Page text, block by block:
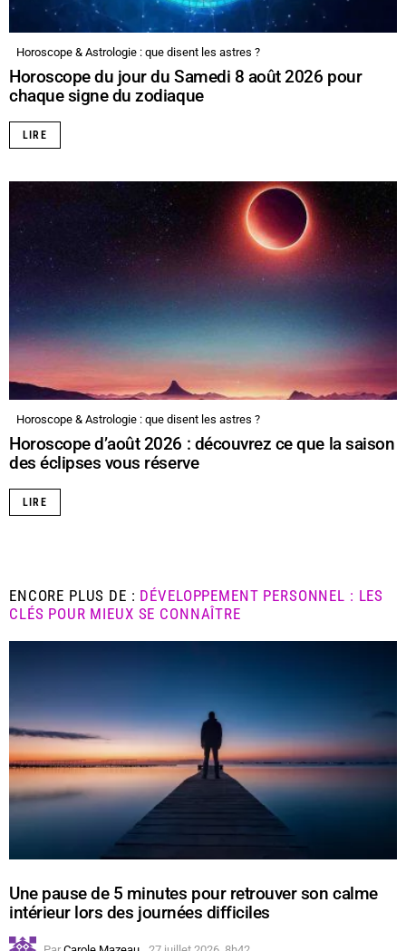
Horoscope & Astrologie : que disent les astres ?
Horoscope du jour du Samedi 8 août 2026 pour
chaque signe du zodiaque
LIRE
Horoscope & Astrologie : que disent les astres ?
Horoscope d’août 2026 : découvrez ce que la saison
des éclipses vous réserve
LIRE
ENCORE PLUS DE : DÉVELOPPEMENT PERSONNEL : LES
CLÉS POUR MIEUX SE CONNAÎTRE
Une pause de 5 minutes pour retrouver son calme
intérieur lors des journées difficiles